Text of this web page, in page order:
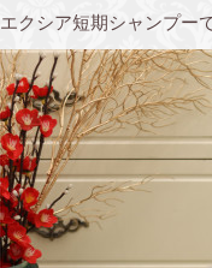
エクシア短期シャンプー